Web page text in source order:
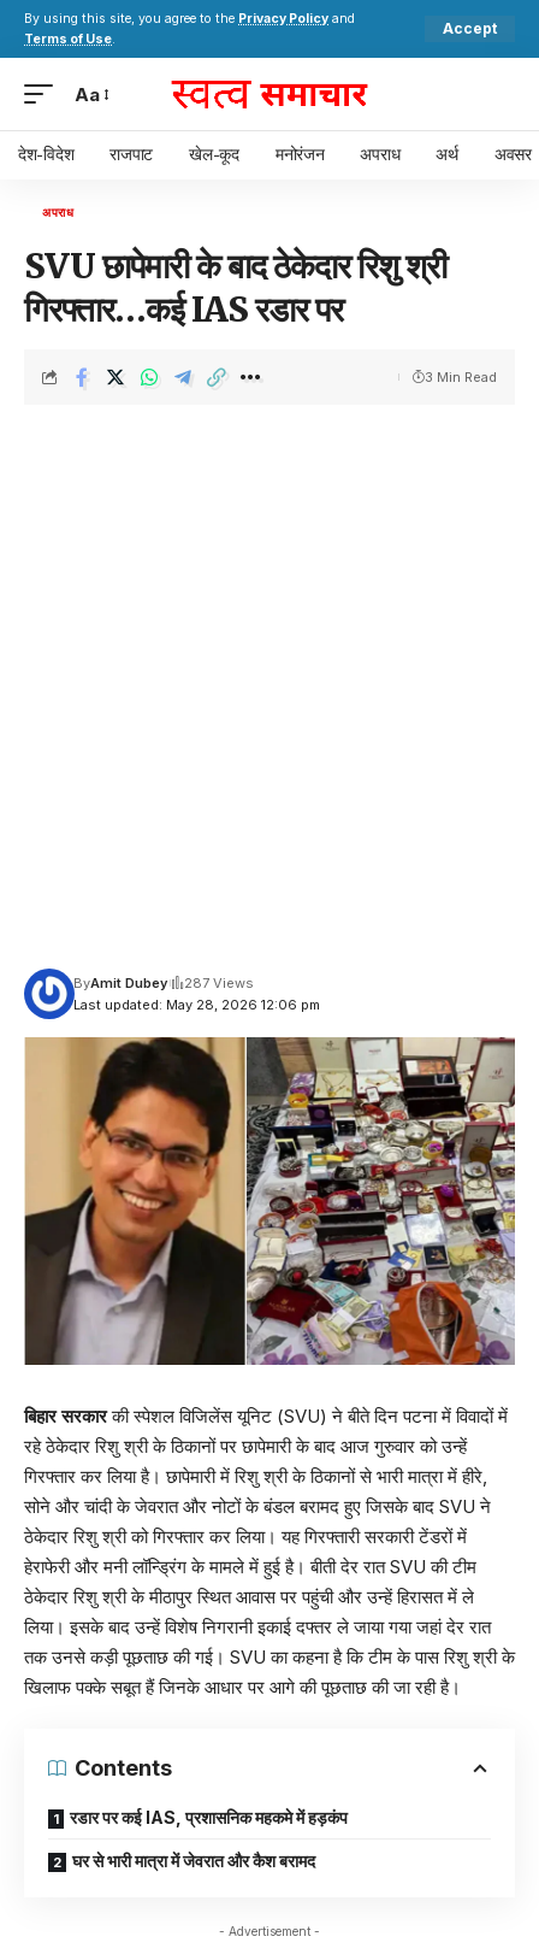
By using this site, you agree to the Privacy Policy and
Terms of Use.
Accept
Aa
देश-विदेश राजपाट खेल-कूद मनोरंजन अपराध अर्थ अवसर
अपराध
SVU छापेमारी के बाद ठेकेदार रिशु श्री
गिरफ्तार…कई IAS रडार पर
Last updated: May 28, 2026 12:06 pm
ByAmit Dubey 287 Views
3 Min Read
बिहार सरकारकी स्पेशल विजिलेंस यूनिट (SVU) ने बीते दिन पटना में विवादों में
रहे ठेकेदार रिशु श्री के ठिकानों पर छापेमारी के बाद आज गुरुवार को उन्हें
गिरफ्तार कर लिया है। छापेमारी में रिशु श्री के ठिकानों से भारी मात्रा में हीरे,
सोने और चांदी के जेवरात और नोटों के बंडल बरामद हुए जिसके बाद SVU ने
ठेकेदार रिशु श्री को गिरफ्तार कर लिया। यह गिरफ्तारी सरकारी टेंडरों में
हेराफेरी और मनी लॉन्ड्रिंग के मामले में हुई है। बीती देर रात SVU की टीम
ठेकेदार रिशु श्री के मीठापुर स्थित आवास पर पहुंची और उन्हें हिरासत में ले
लिया। इसके बाद उन्हें विशेष निगरानी इकाई दफ्तर ले जाया गया जहां देर रात
तक उनसे कड़ी पूछताछ की गई। SVU का कहना है कि टीम के पास रिशु श्री के
खिलाफ पक्के सबूत हैं जिनके आधार पर आगे की पूछताछ की जा रही है।
Contents
रडार पर कई IAS, प्रशासनिक महकमे में हड़कंप
घर से भारी मात्रा में जेवरात और कैश बरामद
- Advertisement -